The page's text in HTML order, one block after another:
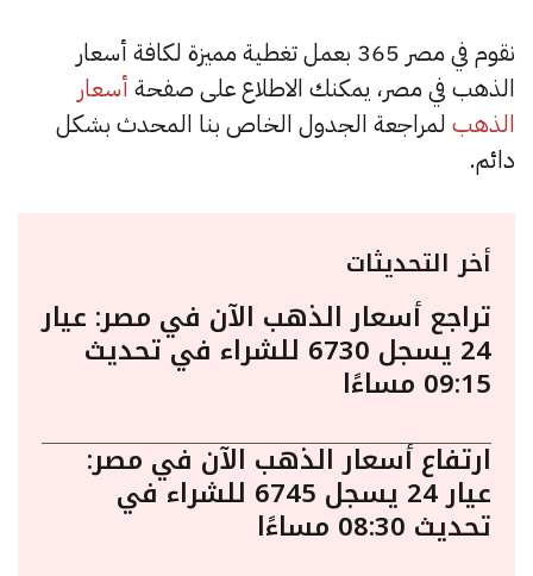
نقوم في مصر 365 بعمل تغطية مميزة لكافة أسعار
الذهب في مصر، يمكنك الاطلاع على صفحة أسعار
الذهب لمراجعة الجدول الخاص بنا المحدث بشكل
دائم.
أخر التحديثات
تراجع أسعار الذهب الآن في مصر: عيار
24 يسجل 6730 للشراء في تحديث
09:15 مساءًا
ارتفاع أسعار الذهب الآن في مصر:
عيار 24 يسجل 6745 للشراء في
تحديث 08:30 مساءًا